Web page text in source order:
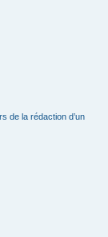
de la rédaction d’un